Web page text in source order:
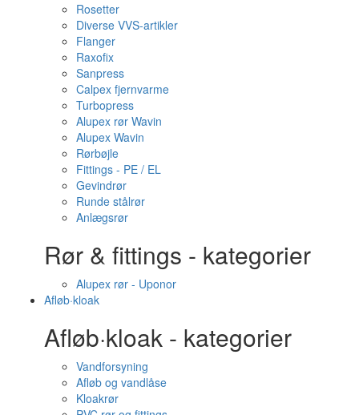
Rosetter
Diverse VVS-artikler
Flanger
Raxofix
Sanpress
Calpex fjernvarme
Turbopress
Alupex rør Wavin
Alupex Wavin
Rørbøjle
Fittings - PE / EL
Gevindrør
Runde stålrør
Anlægsrør
Rør & fittings - kategorier
Alupex rør - Uponor
Afløb·kloak
Afløb·kloak - kategorier
Vandforsyning
Afløb og vandlåse
Kloakrør